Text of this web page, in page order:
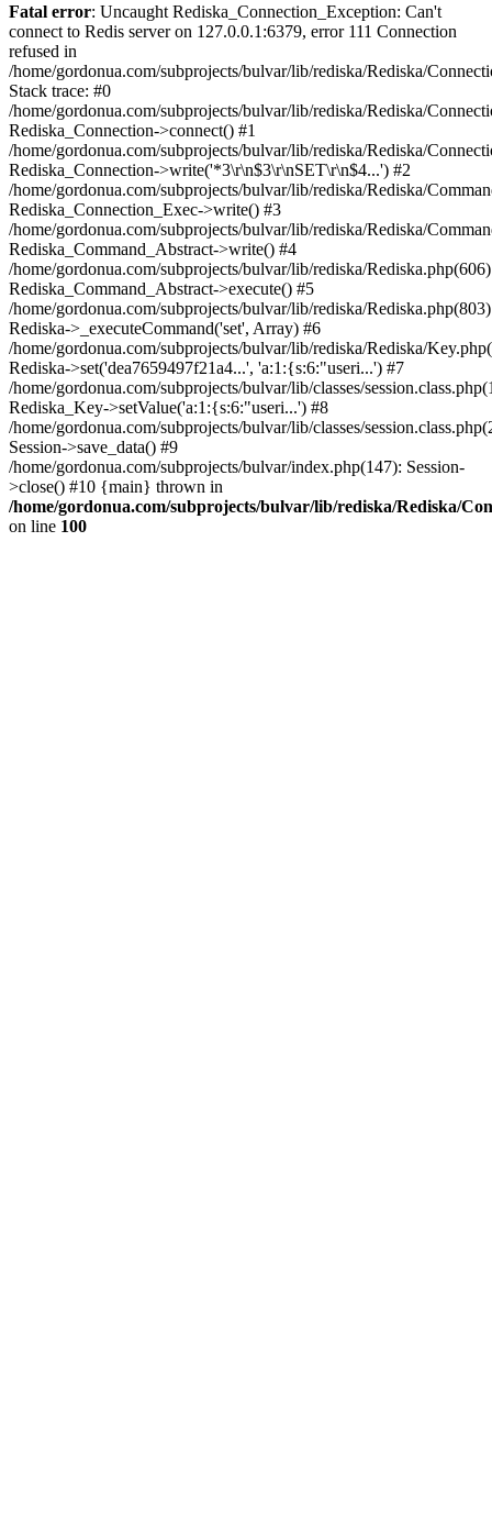
Fatal error: Uncaught Rediska_Connection_Exception: Can't
connect to Redis server on 127.0.0.1:6379, error 111 Connection
refused in
/home/gordonua.com/subprojects/bulvar/lib/rediska/Rediska/
Stack trace: #0
/home/gordonua.com/subprojects/bulvar/lib/rediska/Rediska/
Rediska_Connection->connect() #1
/home/gordonua.com/subprojects/bulvar/lib/rediska/Rediska/
Rediska_Connection->write('*3\r\n$3\r\nSET\r\n$4...') #2
/home/gordonua.com/subprojects/bulvar/lib/rediska/Rediska/
Rediska_Connection_Exec->write() #3
/home/gordonua.com/subprojects/bulvar/lib/rediska/Rediska/
Rediska_Command_Abstract->write() #4
/home/gordonua.com/subprojects/bulvar/lib/rediska/
Rediska_Command_Abstract->execute() #5
/home/gordonua.com/subprojects/bulvar/lib/rediska/
Rediska->_executeCommand('set', Array) #6
/home/gordonua.com/subprojects/bulvar/lib/rediska/Rediska/
Rediska->set('dea7659497f21a4...', 'a:1:{s:6:"useri...') #7
/home/gordonua.com/subprojects/bulvar/lib/classes/
Rediska_Key->setValue('a:1:{s:6:"useri...') #8
/home/gordonua.com/subprojects/bulvar/lib/classes/
Session->save_data() #9
/home/gordonua.com/subprojects/bulvar/index.php(147): Session-
>close() #10 {main} thrown in
/home/gordonua.com/subprojects/bulvar/lib/rediska/Rediska/
on line 100